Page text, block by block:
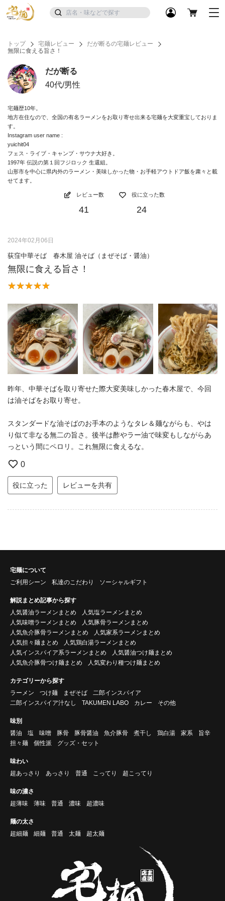
トップ 宅麺レビュー
だが断るの宅麺レビュー
無限に食える旨さ！
だが断る
40代/男性
宅麺歴10年。
地方在住なので、全国の有名ラーメンをお取り寄せ出来る宅麺を大変重宝しておりま
す。
Instagram user name :
yuichit04
フェス・ライブ・キャンプ・サウナ大好き。
1997年 伝説の第１回フジロック 生還組。
山形市を中心に県内外のラーメン・美味しかった物・お手軽アウトドア飯を粛々と載
せてます。
レビュー数
41
役に立った数
24
2024年02月06日
荻窪中華そば 春木屋 油そば（まぜそば・醤油）
無限に食える旨さ！
昨年、中華そばを取り寄せた際大変美味しかった春木屋で、今回
は油そばをお取り寄せ。
スタンダードな油そばのお手本のようなタレ＆麺ながらも、やは
り似て非なる無二の旨さ。後半は酢やラー油で味変もしながらあ
っという間にペロリ。これ無限に食えるな。
0
役に立った レビューを共有
宅麺について
ご利用シーン
私達のこだわり ソーシャルギフト
解説まとめ記事から探す
人気醤油ラーメンまとめ
人気塩ラーメンまとめ
人気味噌ラーメンまとめ
人気豚骨ラーメンまとめ
人気魚介豚骨ラーメンまとめ
人気家系ラーメンまとめ
人気担々麺まとめ
人気鶏白湯ラーメンまとめ
人気インスパイア系ラーメンまとめ
人気醤油つけ麺まとめ
人気魚介豚骨つけ麺まとめ
人気変わり種つけ麺まとめ
カテゴリーから探す
ラーメン
つけ麺 まぜそば
二郎インスパイア
二郎インスパイア汁なし
TAKUMEN LABO カレー その他
味別
醤油
塩 味噌 豚骨 豚骨醤油 魚介豚骨 煮干し 鶏白湯 家系
旨辛
担々麺
個性派 グッズ・セット
味わい
超あっさり
あっさり 普通 こってり 超こってり
味の濃さ
超薄味
薄味 普通 濃味 超濃味
麺の太さ
超細麺
細麺 普通 太麺 超太麺